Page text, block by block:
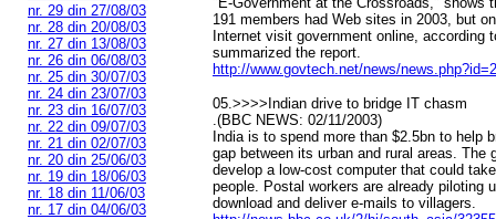
nr. 29 din 27/08/03
nr. 28 din 20/08/03
nr. 27 din 13/08/03
nr. 26 din 06/08/03
nr. 25 din 30/07/03
nr. 24 din 23/07/03
nr. 23 din 16/07/03
nr. 22 din 09/07/03
nr. 21 din 02/07/03
nr. 20 din 25/06/03
nr. 19 din 18/06/03
nr. 18 din 11/06/03
nr. 17 din 04/06/03
191 members had Web sites in 2003, but
Internet visit government online, according
summarized the report.
http://www.govtech.net/news/
05.>>>>Indian drive to bridge IT chasm
.(BBC NEWS: 02/11/2003)
India is to spend more than $2.5bn to help
gap between its urban and rural areas. The
develop a low-cost computer that could
people. Postal workers are already piloting
download and deliver e-mails to villagers.